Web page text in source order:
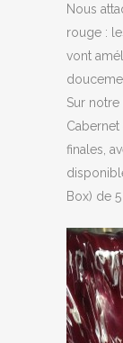
Nous
rouge :
vont
Sur
finales,
Box) de